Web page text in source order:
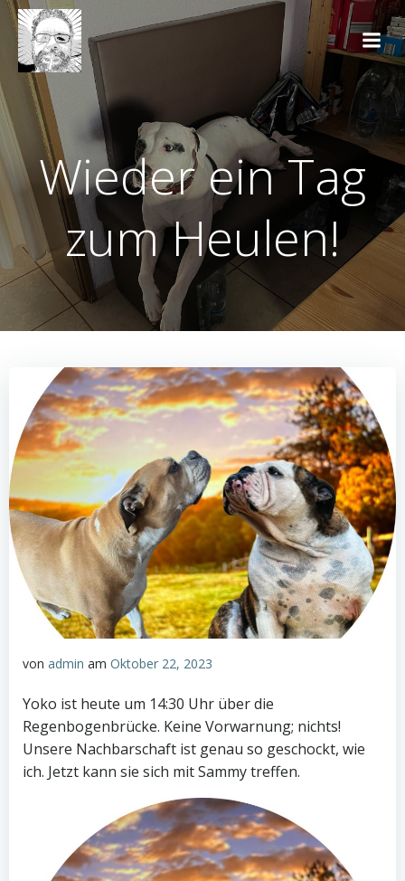
Zum
Wieder ein Tag
zum Heulen!
von admin am Oktober 22, 2023
Yoko ist heute um 14:30 Uhr über die
Regenbogenbrücke. Keine Vorwarnung; nichts!
Unsere Nachbarschaft ist genau so geschockt, wie
ich. Jetzt kann sie sich mit Sammy treffen.